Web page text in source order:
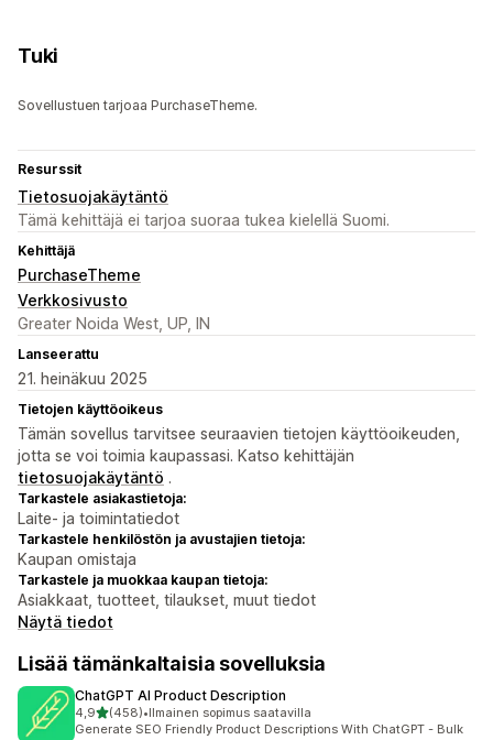
Tuki
Sovellustuen tarjoaa PurchaseTheme.
Resurssit
Tietosuojakäytäntö
Tämä kehittäjä ei tarjoa suoraa tukea kielellä Suomi.
Kehittäjä
PurchaseTheme
Verkkosivusto
Greater Noida West, UP, IN
Lanseerattu
21. heinäkuu 2025
Tietojen käyttöoikeus
Tämän sovellus tarvitsee seuraavien tietojen käyttöoikeuden,
jotta se voi toimia kaupassasi. Katso kehittäjän
tietosuojakäytäntö .
Tarkastele asiakastietoja:
Laite- ja toimintatiedot
Tarkastele henkilöstön ja avustajien tietoja:
Kaupan omistaja
Tarkastele ja muokkaa kaupan tietoja:
Asiakkaat, tuotteet, tilaukset, muut tiedot
Näytä tiedot
Lisää tämänkaltaisia sovelluksia
ChatGPT AI Product Description
4,9/ 5 tähteä
(458)
458 arvostelua yhteensä
•Ilmainen sopimus saatavilla
Generate SEO Friendly Product Descriptions With ChatGPT - Bulk